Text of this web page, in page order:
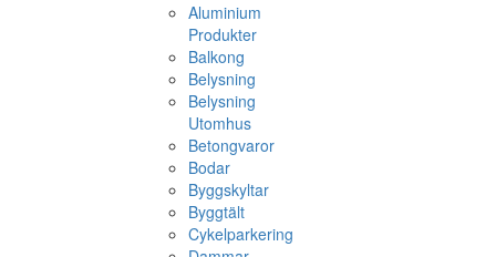
Aluminium
Produkter
Balkong
Belysning
Belysning
Utomhus
Betongvaror
Bodar
Byggskyltar
Byggtält
Cykelparkering